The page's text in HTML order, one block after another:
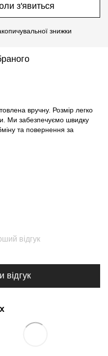
з'явиться
знижки
вручну. Розмір легко
Ми забезпечуємо швидку
та повернення за
відгук
відгук